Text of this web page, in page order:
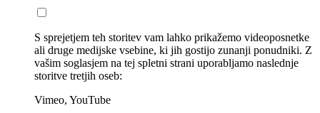
S sprejetjem teh storitev vam lahko prikažemo videoposnetke
ali druge medijske vsebine, ki jih gostijo zunanji ponudniki. Z
vašim soglasjem na tej spletni strani uporabljamo naslednje
storitve tretjih oseb:
Vimeo, YouTube